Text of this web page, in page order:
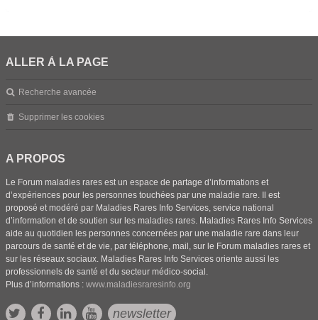
ALLER À LA PAGE
Recherche avancée
Supprimer les cookies
A PROPOS
Le Forum maladies rares est un espace de partage d’informations et
d’expériences pour les personnes touchées par une maladie rare. Il est
proposé et modéré par Maladies Rares Info Services, service national
d’information et de soutien sur les maladies rares. Maladies Rares Info Services
aide au quotidien les personnes concernées par une maladie rare dans leur
parcours de santé et de vie, par téléphone, mail, sur le Forum maladies rares et
sur les réseaux sociaux. Maladies Rares Info Services oriente aussi les
professionnels de santé et du secteur médico-social.
Plus d’informations : www.maladiesraresinfo.org
newsletter